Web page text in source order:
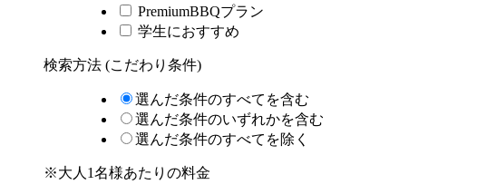
PremiumBBQプラン
学生におすすめ
検索方法 (こだわり条件)
選んだ条件のすべてを含む
選んだ条件のいずれかを含む
選んだ条件のすべてを除く
※大人1名様あたりの料金